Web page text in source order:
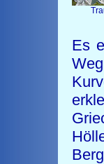
Es